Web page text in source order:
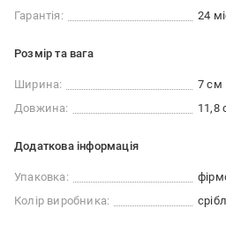
Гарантія:
24
Розмір та вага
Ширина:
7 см
Довжина:
11,8
Додаткова інформація
Упаковка:
Колір виробника: